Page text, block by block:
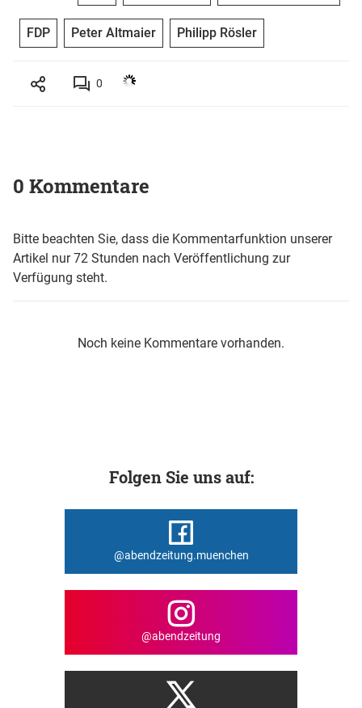
FDP Peter Altmaier Philipp Rösler
0
0 Kommentare
Bitte beachten Sie, dass die Kommentarfunktion unserer
Artikel nur 72 Stunden nach Veröffentlichung zur
Verfügung steht.
Noch keine Kommentare vorhanden.
Folgen Sie uns auf:
@abendzeitung.muenchen
@abendzeitung